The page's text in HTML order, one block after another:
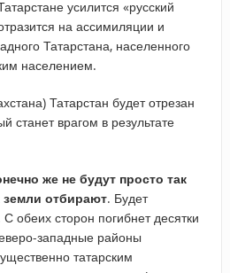
усилится «русский
на ассимиляции и
Татарстана, населенного
населением.
Татарстан будет отрезан
станет врагом в результате
же не будут просто так
земли отбирают. Будет
обеих сторон погибнет десятки
западные районы
татарским